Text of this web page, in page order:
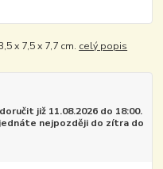
x 7,5 x 7,7 cm. celý popis
již 11.08.2026 do 18:00.
nejpozději do zítra do